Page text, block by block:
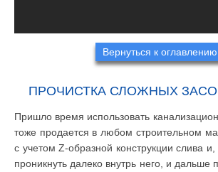
Вернуться к оглавлению
ПРОЧИСТКА СЛОЖНЫХ
Пришло время использовать
тоже продается в любом строительном
с учетом Z-образной конструкции слива
проникнуть далеко внутрь него, и дальше